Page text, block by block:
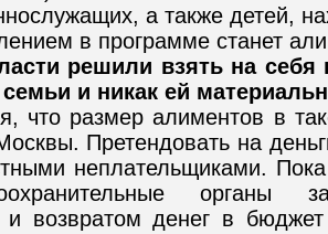
а также детей,
в программе станет
решили взять на
и никак ей
что размер алиментов в
Претендовать на
неплательщиками.
органы
и возвратом денег в